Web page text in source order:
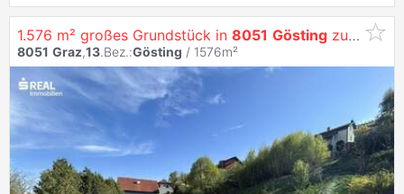
1.576 m² großes Grundstück in 8051 Gösting zu verkaufen
8051 Graz,13.Bez.:Gösting / 1576m²